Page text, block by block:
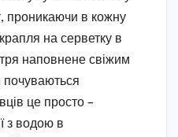
проникаючи в кожну
на серветку в
наповнене свіжим
почуваються
це просто –
з водою в